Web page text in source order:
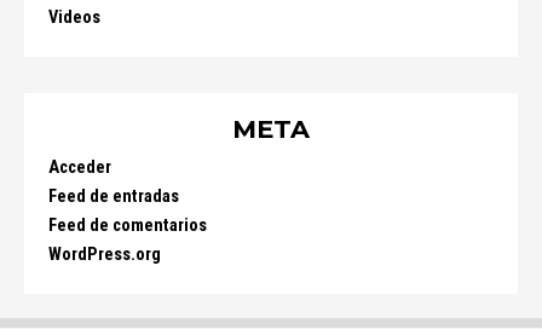
Videos
META
Acceder
Feed de entradas
Feed de comentarios
WordPress.org